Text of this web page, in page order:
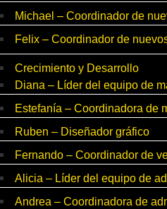
Michael – Coordinador de
Felix – Coordinador de
Crecimiento y Desarrollo
Diana – Líder del equipo de
Estefanía – Coordinadora de
Ruben – Diseñador gráfico
Fernando – Coordinador de
Alicia – Líder del equipo de
Andrea – Coordinadora de